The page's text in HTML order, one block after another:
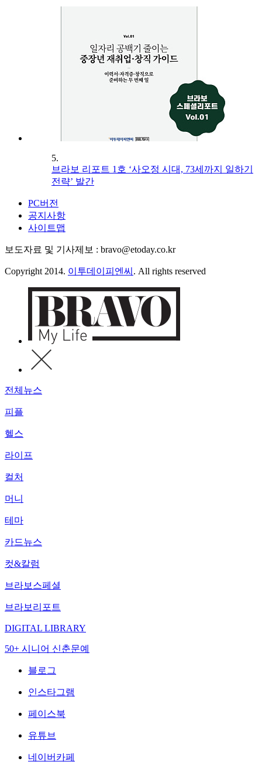
5.
브라보 리포트 1호 ‘사오정 시대, 73세까지 일하기
전략’ 발간
PC버전
공지사항
사이트맵
보도자료 및 기사제보 : bravo@etoday.co.kr
Copyright 2014. 이투데이피엔씨 . All rights reserved
전체뉴스
피플
헬스
라이프
컬처
머니
테마
카드뉴스
컷&칼럼
브라보스페셜
브라보리포트
DIGITAL LIBRARY
50+ 시니어 신춘문예
블로그
인스타그램
페이스북
유튜브
네이버카페